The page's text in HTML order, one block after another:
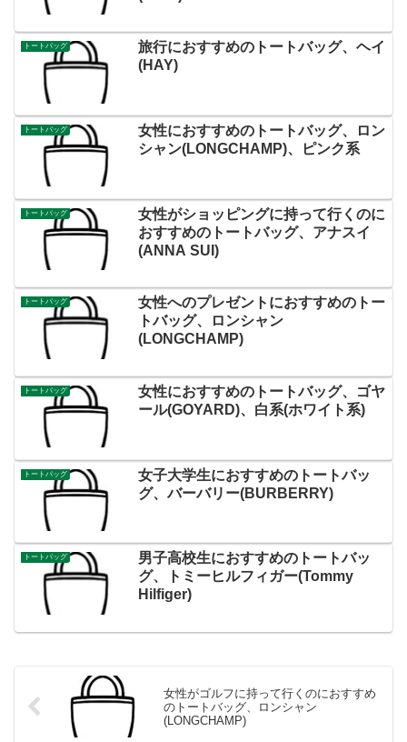
トートバッグ
旅行におすすめのトートバッグ、ヘイ
(HAY)
トートバッグ
女性におすすめのトートバッグ、ロン
シャン(LONGCHAMP)、ピンク系
トートバッグ
女性がショッピングに持って行くのに
おすすめのトートバッグ、アナスイ
(ANNA SUI)
トートバッグ
女性へのプレゼントにおすすめのトー
トバッグ、ロンシャン
(LONGCHAMP)
トートバッグ
女性におすすめのトートバッグ、ゴヤ
ール(GOYARD)、白系(ホワイト系)
トートバッグ
女子大学生におすすめのトートバッ
グ、バーバリー(BURBERRY)
トートバッグ
男子高校生におすすめのトートバッ
グ、トミーヒルフィガー(Tommy
Hilfiger)
女性がゴルフに持って行くのにおすすめ
のトートバッグ、ロンシャン
(LONGCHAMP)